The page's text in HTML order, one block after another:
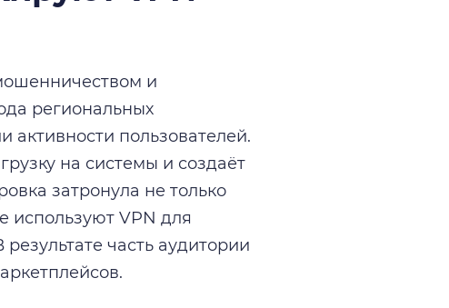
и
региональных
активности пользователей.
на системы и создаёт
затронула не только
используют VPN для
часть аудитории